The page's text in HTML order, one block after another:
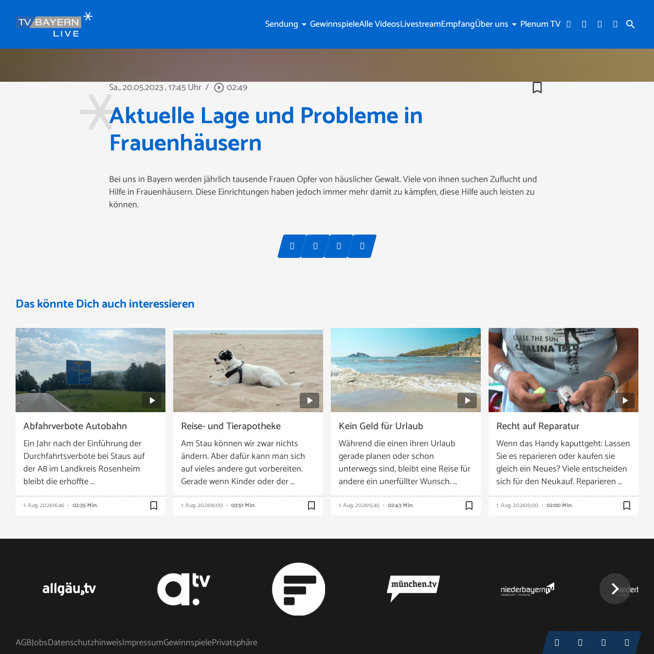
search
Sendung arrow_drop_down GewinnspieleAlle VideosLivestreamEmpfangÜber uns arrow_drop_down Plenum TV
Sa., 20.05.2023, 17:45 Uhr / play_circle_outline 02:49 bookmark_border
Aktuelle Lage und Probleme in
Frauenhäusern
Bei uns in Bayern werden jährlich tausende Frauen Opfer von häuslicher Gewalt. Viele von ihnen suchen Zuflucht und
Hilfe in Frauenhäusern. Diese Einrichtungen haben jedoch immer mehr damit zu kämpfen, diese Hilfe auch leisten zu
können.
Das könnte Dich auch interessieren
Abfahrverbote Autobahn
Ein Jahr nach der Einführung der
Durchfahrtsverbote bei Staus auf
der A8 im Landkreis Rosenheim
bleibt die erhoffte …
1. Aug. 202616:46 02:35 Min. bookmark_border
Reise- und Tierapotheke
Am Stau können wir zwar nichts
ändern. Aber dafür kann man sich
auf vieles andere gut vorbereiten.
Gerade wenn Kinder oder der …
1. Aug. 202616:00 03:51 Min. bookmark_border
Kein Geld für Urlaub
Während die einen ihren Urlaub
gerade planen oder schon
unterwegs sind, bleibt eine Reise für
andere ein unerfüllter Wunsch. …
1. Aug. 202615:45 02:43 Min. bookmark_border
Recht auf Reparatur
Wenn das Handy kaputtgeht: Lassen
Sie es reparieren oder kaufen sie
gleich ein Neues? Viele entscheiden
sich für den Neukauf. Reparieren …
1. Aug. 202615:00 02:00 Min. bookmark_border
chevron_right
AGBJobsDatenschutzhinweisImpressumGewinnspielePrivatsphäre